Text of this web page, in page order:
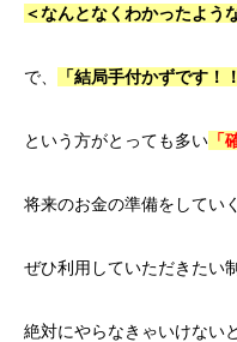
＜なんとなくわかったよう
で、 「結局手付かずです！
という方がとっても多い
将来のお金の準備をしてい
ぜひ利用していただきたい
絶対にやらなきゃいけない